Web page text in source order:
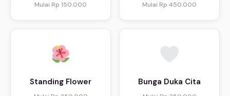
Mulai Rp 150.000 Mulai Rp 450.000
Standing Flower Bunga Duka Cita